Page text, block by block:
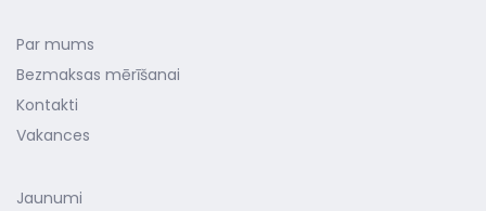
Par mums
Bezmaksas mērīšanai
Kontakti
Vakances
Jaunumi